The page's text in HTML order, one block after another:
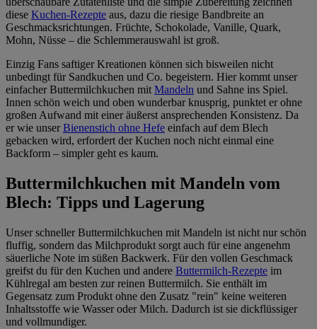
diese Kuchen-Rezepte aus, dazu die riesige Bandbreite an
Geschmacksrichtungen. Früchte, Schokolade, Vanille, Quark,
Mohn, Nüsse – die Schlemmerauswahl ist groß.
Einzig Fans saftiger Kreationen können sich bisweilen nicht
unbedingt für Sandkuchen und Co. begeistern. Hier kommt unser
einfacher Buttermilchkuchen mitMandeln und Sahne ins Spiel.
Innen schön weich und oben wunderbar knusprig, punktet er ohne
großen Aufwand mit einer äußerst ansprechenden Konsistenz. Da
er wie unserBienenstich ohne Hefe einfach auf dem Blech
gebacken wird, erfordert der Kuchen noch nicht einmal eine
Backform – simpler geht es kaum.
Buttermilchkuchen mit Mandeln vom
Blech: Tipps und Lagerung
Unser schneller Buttermilchkuchen mit Mandeln ist nicht nur schön
fluffig, sondern das Milchprodukt sorgt auch für eine angenehm
säuerliche Note im süßen Backwerk. Für den vollen Geschmack
greifst du für den Kuchen und andere Buttermilch-Rezepte im
Kühlregal am besten zur reinen Buttermilch. Sie enthält im
Gegensatz zum Produkt ohne den Zusatz "rein" keine weiteren
Inhaltsstoffe wie Wasser oder Milch. Dadurch ist sie dickflüssiger
und vollmundiger.